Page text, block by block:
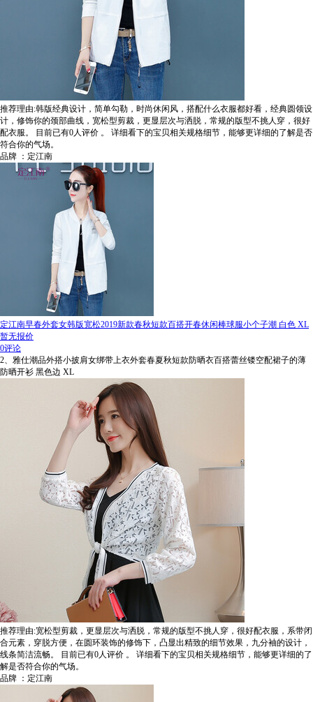
推荐理由:韩版经典设计，简单勾勒，时尚休闲风，搭配什么衣服都好看，经典圆领设
计，修饰你的颈部曲线，宽松型剪裁，更显层次与洒脱，常规的版型不挑人穿，很好
配衣服。
目前已有0人评价 。
详细看下的宝贝相关规格细节，能够更详细的了解是否
符合你的气场。
品牌 ：定江南
定江南早春外套女韩版宽松2019新款春秋短款百搭开春休闲棒球服小个子潮 白色 XL
暂无报价
0评论
2、雅仕潮品外搭小披肩女绑带上衣外套春夏秋短款防晒衣百搭蕾丝镂空配裙子的薄
防晒开衫 黑色边 XL
推荐理由:宽松型剪裁，更显层次与洒脱，常规的版型不挑人穿，很好配衣服，系带闭
合元素，穿脱方便，在圆环装饰的修饰下，凸显出精致的细节效果，九分袖的设计，
线条简洁流畅。
目前已有0人评价 。
详细看下的宝贝相关规格细节，能够更详细的了
解是否符合你的气场。
品牌 ：定江南